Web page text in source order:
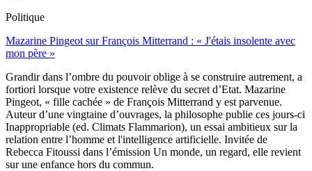
Politique
Mazarine Pingeot sur François Mitterrand : « J'étais insolente avec
mon père »
Grandir dans l’ombre du pouvoir oblige à se construire autrement, a
fortiori lorsque votre existence relève du secret d’Etat. Mazarine
Pingeot, « fille cachée » de François Mitterrand y est parvenue.
Auteur d’une vingtaine d’ouvrages, la philosophe publie ces jours-ci
Inappropriable (ed. Climats Flammarion), un essai ambitieux sur la
relation entre l’homme et l'intelligence artificielle. Invitée de
Rebecca Fitoussi dans l’émission Un monde, un regard, elle revient
sur une enfance hors du commun.